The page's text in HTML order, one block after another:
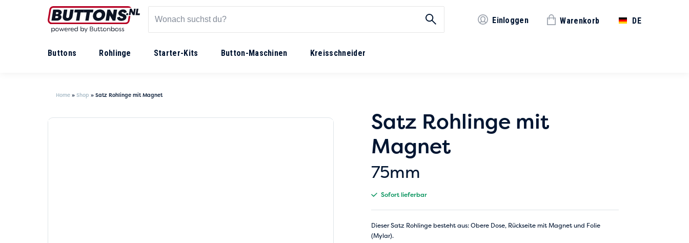
Einloggen Warenkorb DE
Buttons Rohlinge Starter-Kits Button-Maschinen Kreisschneider
Home » Shop » Satz Rohlinge mit Magnet
Satz Rohlinge mit
Magnet
75mm
Sofort lieferbar
Dieser Satz Rohlinge besteht aus: Obere Dose, Rückseite mit Magnet und Folie
(Mylar).